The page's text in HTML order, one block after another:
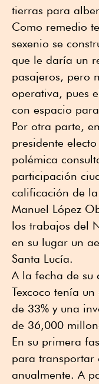
tierras para
Como remedio
sexenio se
que le daría un
pasajeros, pero
operativa, pues
con espacio
Por otra parte,
presidente
polémica
participación
calificación de
Manuel López
los trabajos del
en su lugar un
Santa Lucía.
A la fecha de su
Texcoco tenía
de 33% y una
de 36,000
En su primera
para transportar
anualmente. A